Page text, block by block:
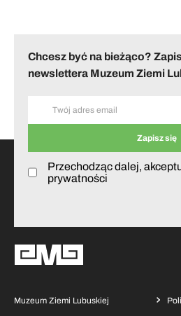
Chcesz być na bieżąco?
newslettera Muzeum Ziemi
Przechodząc dalej,
prywatności
Muzeum Ziemi Lubuskiej